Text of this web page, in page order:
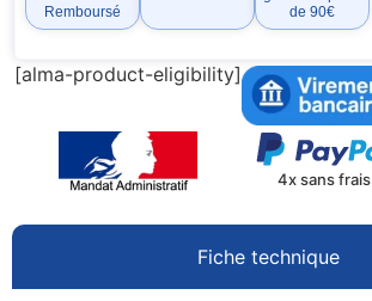
Remboursé
de 90€
[alma-product-eligibility]
4x sans frais
Fiche technique